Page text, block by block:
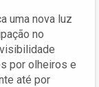
uma nova luz
no
por olheiros e
até por